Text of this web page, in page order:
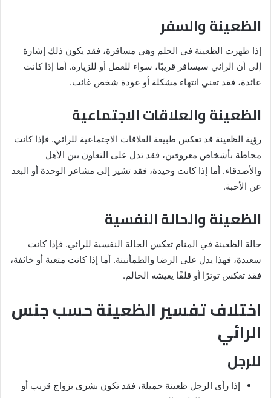
الظعينة والسفر
إذا ظهرت الظعينة في الحلم وهي مسافرة، فقد يكون ذلك إشارة
إلى أن الرائي سيسافر قريبًا، سواء للعمل أو للزيارة. أما إذا كانت
عائدة، فقد تعني انتهاء مشكلة أو عودة شخص غائب.
الظعينة والعلاقات الاجتماعية
رؤية الظعينة قد تعكس طبيعة العلاقات الاجتماعية للرائي. فإذا كانت
محاطة بأشخاص معروفين، فقد تدل على التعاون بين الأهل
والأصدقاء. أما إذا كانت وحيدة، فقد تشير إلى مشاعر الوحدة أو البعد
عن الأحبة.
الظعينة والحالة النفسية
حالة الظعينة في المنام تعكس الحالة النفسية للرائي. فإذا كانت
سعيدة، فهذا يدل على الرضا والطمأنينة. أما إذا كانت متعبة أو خائفة،
فقد تعكس توترًا أو قلقًا يعيشه الحالم.
اختلاف تفسير الظعينة حسب جنس
الرائي
للرجل
إذا رأى الرجل ظعينة جميلة، فقد تكون بشرى بزواج قريب أو